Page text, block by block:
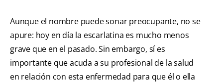
Aunque el nombre puede sonar preocupante, no se
apure: hoy en día la escarlatina es mucho menos
grave que en el pasado. Sin embargo, sí es
importante que acuda a su profesional de la salud
en relación con esta enfermedad para que él o ella